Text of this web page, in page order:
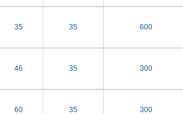
35 35 600
46 35 300
60 35 300